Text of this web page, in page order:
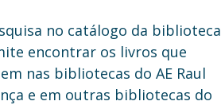
no catálogo da biblioteca
encontrar os livros que
nas bibliotecas do AE Raul
e em outras bibliotecas do